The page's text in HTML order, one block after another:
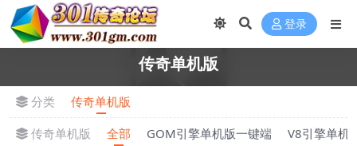
登录
传奇单机版
分类
传奇单机版
传奇单机版
全部 GOM引擎单机版一键端
V8引擎单机